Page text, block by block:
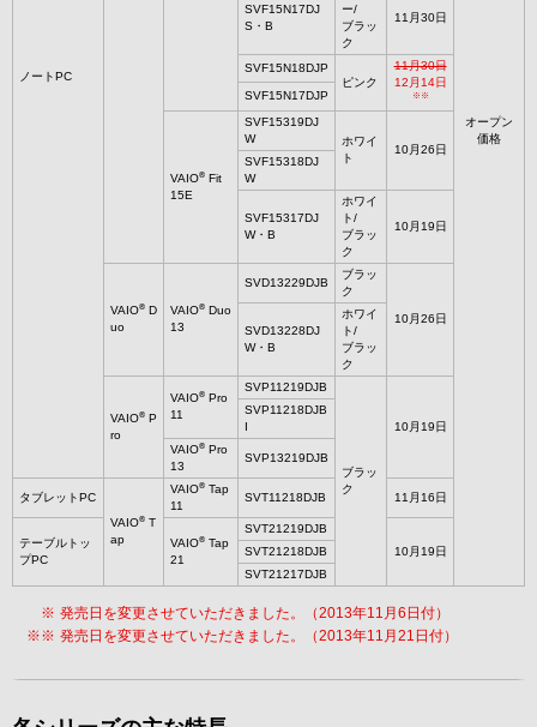
ノートPC
オープン
価格
SVF15N17DJ
S・B
ー/
ブラッ
ク
11月30日
SVF15N18DJP
ピンク
11月30日
12月14日
※※
SVF15N17DJP
VAIO® Fit
15E
SVF15319DJ
W
ホワイ
ト
10月26日
SVF15318DJ
W
SVF15317DJ
W・B
ホワイ
ト/
ブラッ
ク
10月19日
VAIO® D
uo
VAIO® Duo
13
SVD13229DJB
ブラッ
ク
10月26日
SVD13228DJ
W・B
ホワイ
ト/
ブラッ
ク
VAIO® P
ro
VAIO® Pro
11
SVP11219DJB
ブラッ
ク
10月19日
SVP11218DJB
I
VAIO® Pro
13
SVP13219DJB
タブレットPC
VAIO® T
ap
VAIO® Tap
11
SVT11218DJB 11月16日
テーブルトッ
プPC
VAIO® Tap
21
SVT21219DJB
10月19日
SVT21218DJB
SVT21217DJB
※ 発売日を変更させていただきました。（2013年11月6日付）
※※ 発売日を変更させていただきました。（2013年11月21日付）